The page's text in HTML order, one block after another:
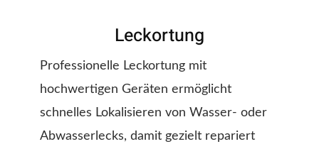
Leckortung
Professionelle Leckortung mit
hochwertigen Geräten ermöglicht
schnelles Lokalisieren von Wasser- oder
Abwasserlecks, damit gezielt repariert